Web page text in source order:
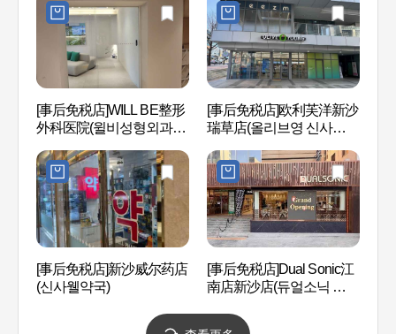
[事后免税店]WILL BE整形
外科医院(윌비성형외과의
[事后免税店]欧利芙洋新沙
瑞草店(올리브영 신사서초
[事后免税店]新沙威尔药店
(신사웰약국)
[事后免税店]Dual Sonic江
南店新沙店(듀얼소닉 강남